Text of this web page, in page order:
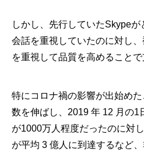
しかし、先行していたSkype
会話を重視していたのに対し
を重視して品質を高めることで
特にコロナ禍の影響が出始め
数を伸ばし、2019 年 12 月の1
が1000万人程度だったのに対
が平均 3 億人に到達するなど